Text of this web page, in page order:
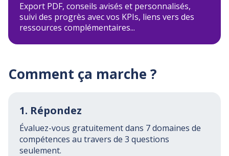
Export PDF, conseils avisés et personnalisés,
suivi des progrès avec vos KPIs, liens vers des
ressources complémentaires...
Comment ça marche ?
1. Répondez
Évaluez-vous gratuitement dans 7 domaines de
compétences au travers de 3 questions
seulement.